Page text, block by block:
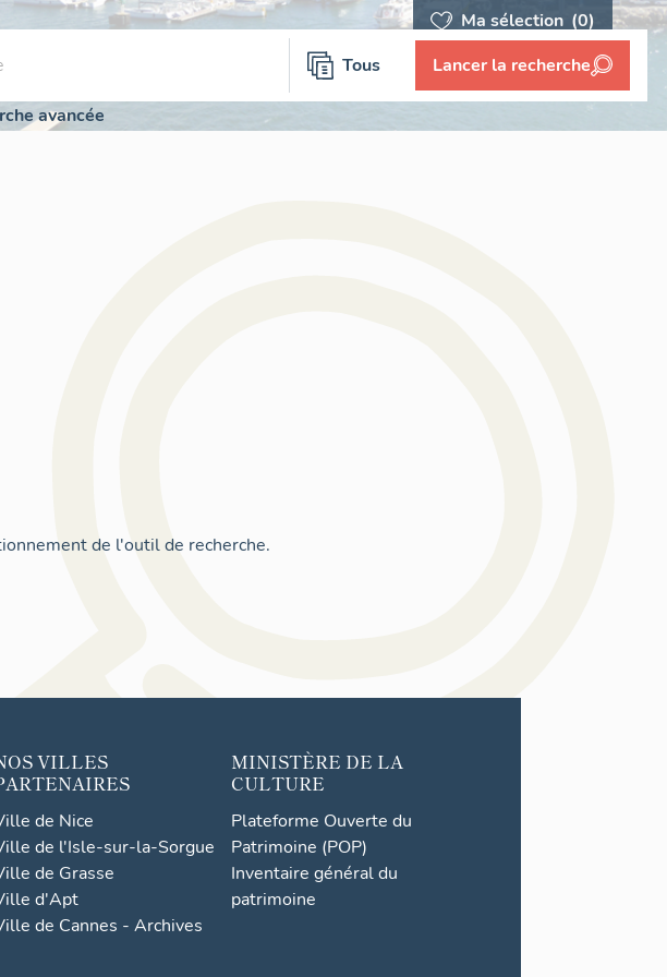
Ma sélection (0)
Tous Lancer la recherche
avancée
de l'outil de recherche.
VILLES
de Nice
de l'Isle-sur-la-Sorgue
de Grasse
d'Apt
de Cannes - Archives
MINISTÈRE DE LA
CULTURE
Plateforme Ouverte du
Patrimoine (POP)
Inventaire général du
patrimoine